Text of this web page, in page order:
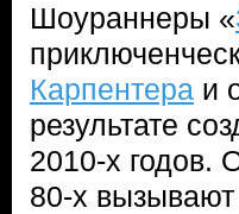
Шоураннеры «
Карпентера и
результате
2010-х годов.
80-х вызывают